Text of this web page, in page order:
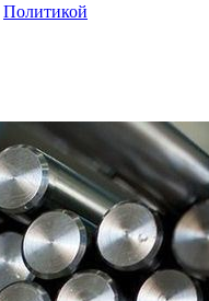
Политикой